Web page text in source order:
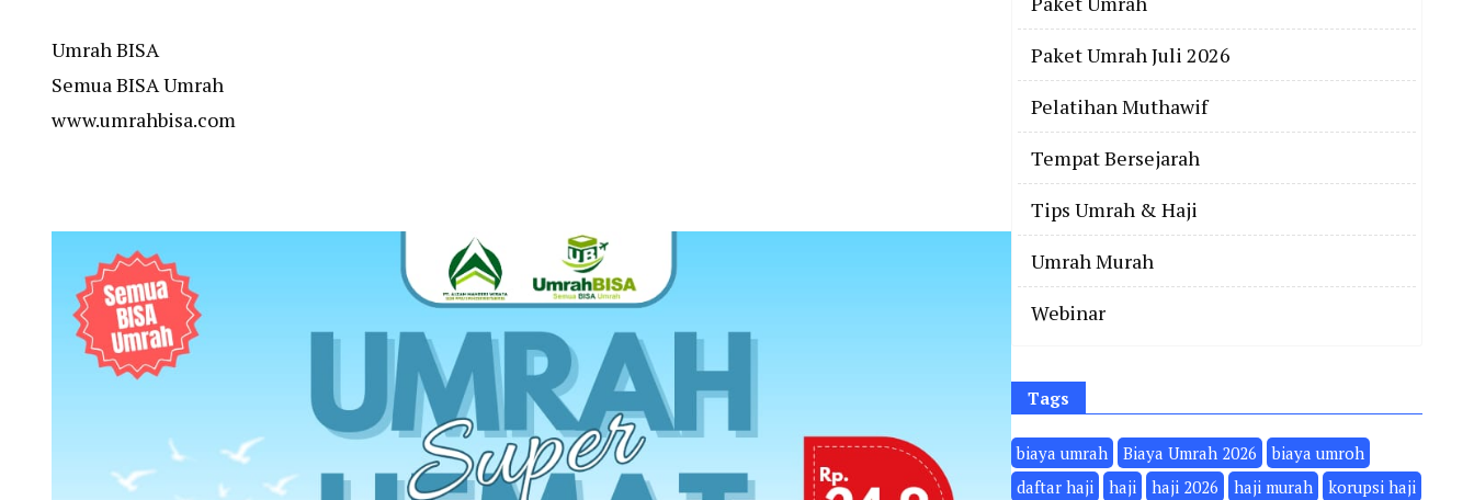
Umrah BISA
Semua BISA Umrah
www.umrahbisa.com
Paket Umrah Juli 2026
Pelatihan Muthawif
Tempat Bersejarah
Tips Umrah & Haji
Umrah Murah
Webinar
Tags
biaya umrah Biaya Umrah 2026
biaya umroh
daftar haji
haji haji 2026 haji murah
korupsi haji